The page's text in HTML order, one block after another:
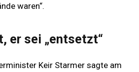
waren“.
er sei „entsetzt“
Keir Starmer sagte am